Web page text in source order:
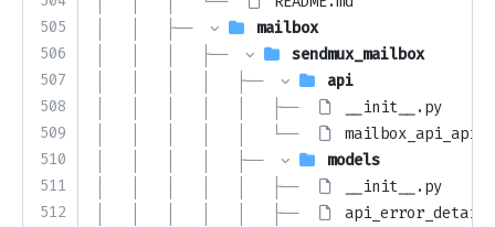
505
506
507
508
509
510
511
512
│   │   ├──
mailbox
│   │   │   ├──
sendmux_mailbox
│   │   │   │   ├──
api
│   │   │   │   │   ├──
__init__.py
│   │   │   │   │   └──
│   │   │   │   ├──
models
│   │   │   │   │   ├──
__init__.py
│   │   │   │   │   ├──